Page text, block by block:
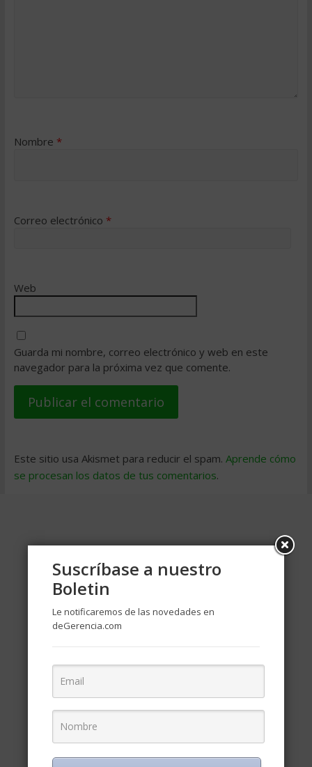
Nombre *
Correo electrónico *
Web
Guarda mi nombre, correo electrónico y web en este
navegador para la próxima vez que comente.
Este sitio usa Akismet para reducir el spam. Aprende cómo
se procesan los datos de tus comentarios.
Suscríbase a nuestro
Boletin
Le notificaremos de las novedades en
deGerencia.com